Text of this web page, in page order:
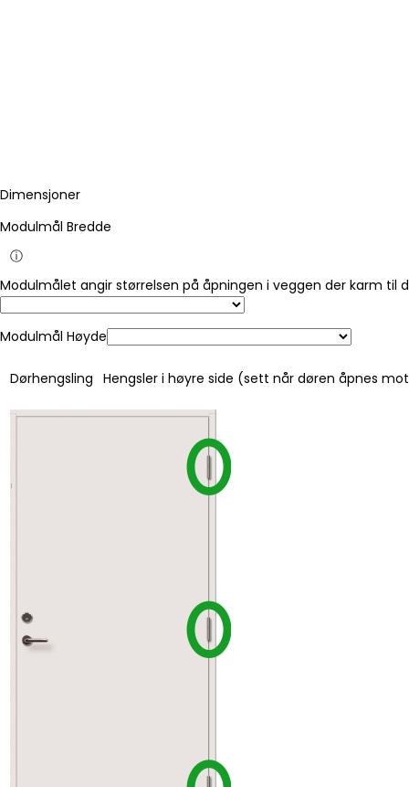
Dimensjoner
Modulmål Bredde
ⓘ
Modulmålet angir størrelsen på åpningen i veggen der karm til
Modulmål Høyde
Dørhengsling Hengsler i høyre side (sett når døren åpnes